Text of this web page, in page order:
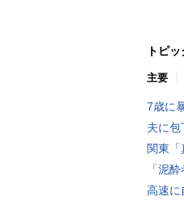
トピ
主要
7歳に
夫に
関東
「泥
高速に